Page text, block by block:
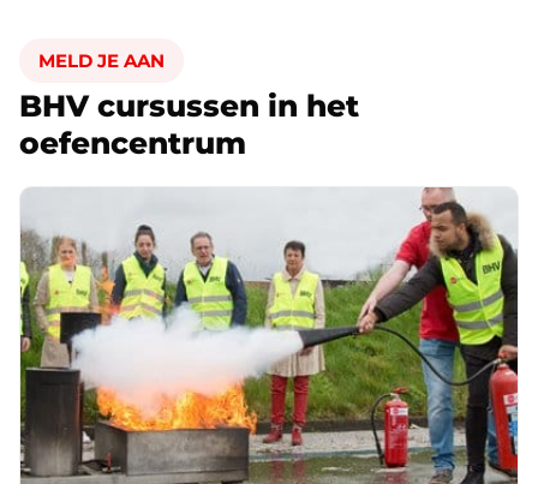
BHV cursussen in het
oefencentrum
MELD JE AAN